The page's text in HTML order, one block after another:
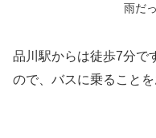
雨だ
品川駅からは徒歩7分で
ので、バスに乗ることを